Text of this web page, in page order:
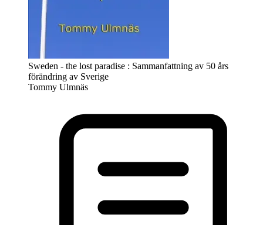
Sweden - the lost paradise : Sammanfattning av 50 års
förändring av Sverige
Tommy Ulmnäs